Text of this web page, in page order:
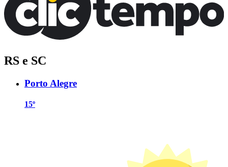
RS e SC
Porto Alegre
15º